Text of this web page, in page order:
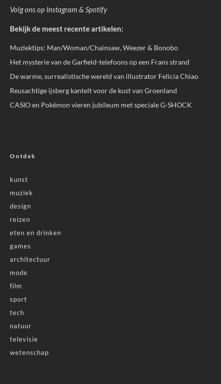
Volg ons op Instagram & Spotify
Bekijk de meest recente artikelen:
Muziektips: Man/Woman/Chainsaw, Weezer & Bonobo
Het mysterie van de Garfield-telefoons op een Frans strand
De warme, surrealistische wereld van illustrator Felicia Chiao
Reusachtige ijsberg kantelt voor de kust van Groenland
CASIO en Pokémon vieren jubileum met speciale G-SHOCK
Ontdek
kunst
muziek
design
reizen
eten en drinken
games
architectuur
mode
film
sport
tech
natuur
televisie
wetenschap